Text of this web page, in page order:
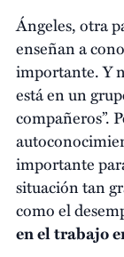
Ángeles, otra
enseñan a
importante. Y
está en un
compañeros”.
importante
situación tan
como el
en el trabajo